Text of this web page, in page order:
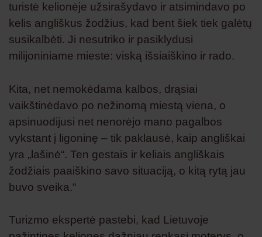
turistė kelionėje užsirašydavo ir atsimindavo po
kelis angliškus žodžius, kad bent šiek tiek galėtų
susikalbėti. Ji nesutriko ir pasiklydusi
milijoniniame mieste: viską išsiaiškino ir rado.
Kita, net nemokėdama kalbos, drąsiai
vaikštinėdavo po nežinomą miestą viena, o
apsinuodijusi net nenorėjo mano pagalbos
vykstant į ligoninę – tik paklausė, kaip angliškai
yra „lašinė“. Ten gestais ir keliais angliškais
žodžiais paaiškino savo situaciją, o kitą rytą jau
buvo sveika.“
Turizmo ekspertė pastebi, kad Lietuvoje